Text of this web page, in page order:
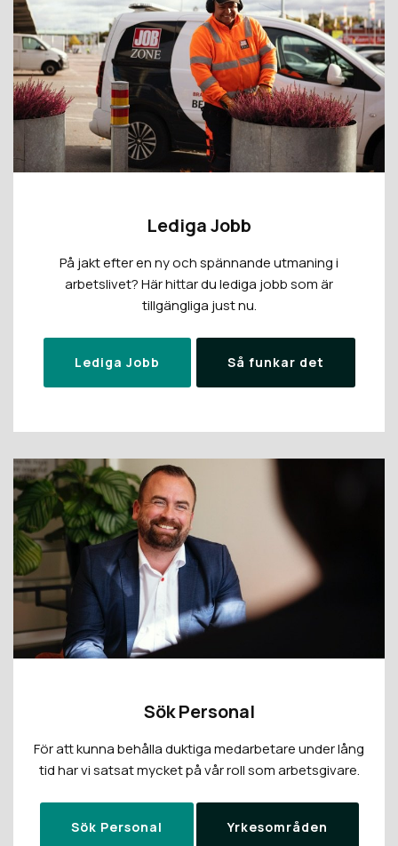
Lediga Jobb
På jakt efter en ny och spännande utmaning i
arbetslivet? Här hittar du lediga jobb som är
tillgängliga just nu.
Lediga Jobb Så funkar det
Sök Personal
För att kunna behålla duktiga medarbetare under lång
tid har vi satsat mycket på vår roll som arbetsgivare.
Sök Personal Yrkesområden